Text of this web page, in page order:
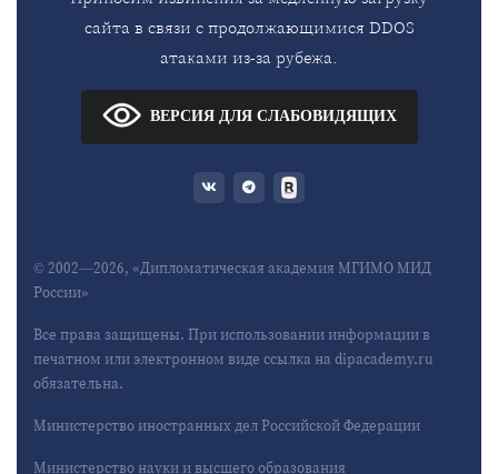
сайта в связи с продолжающимися DDOS
атаками из-за рубежа.
ВЕРСИЯ ДЛЯ СЛАБОВИДЯЩИХ
© 2002—2026, «Дипломатическая академия МГИМО МИД
России»
Все права защищены. При использовании информации в
печатном или электронном виде ссылка на dipacademy.ru
обязательна.
Министерство иностранных дел Российской Федерации
Министерство науки и высшего образования